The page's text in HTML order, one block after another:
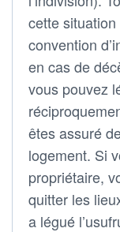
cette
convention
en cas de
vous pouvez
êtes assuré
logement. Si
propriétaire,
quitter les
a légué